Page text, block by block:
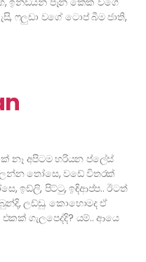
ෆලුඩා වගේ ටොප් බීම ජාති,
නෑ අපිටම හරියන ප්ලේස්
තෝසෙ, වඩේ විතරක්
ඉඩ්ලි, පිට්ටු, ඉඳිආප්ප.. ඊටත්
ලඩ්ඩු. කොහොමද ඒ
ගැලපෙද්දි? යම්.. ආයෙ